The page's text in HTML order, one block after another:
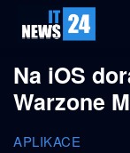
Na iOS
Warzone
APLIKACE